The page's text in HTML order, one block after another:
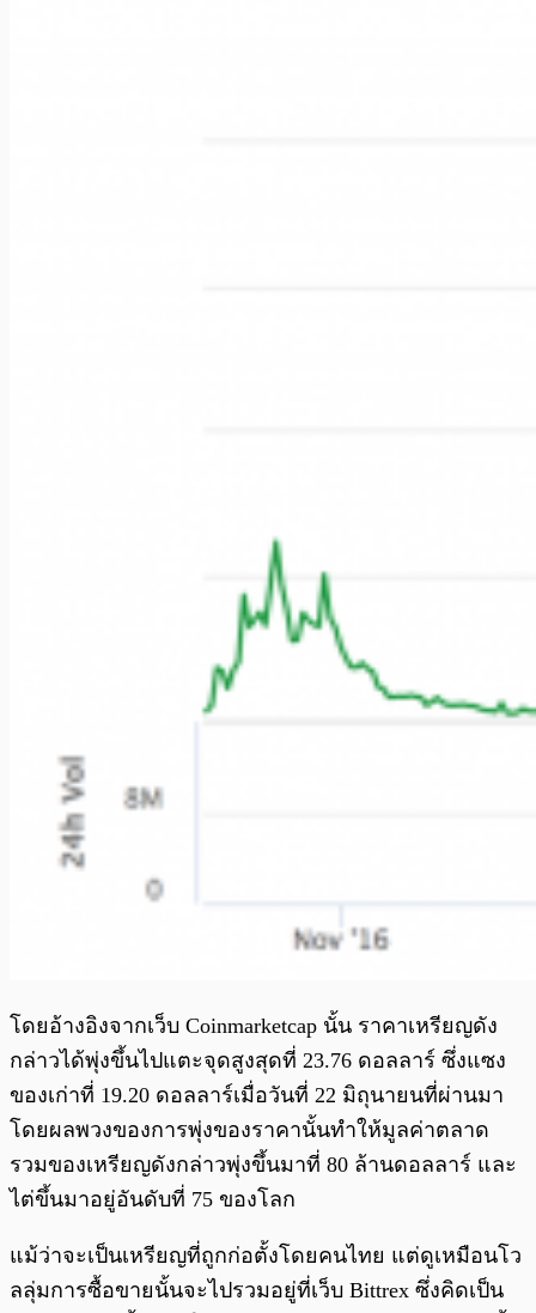
โดยอ้างอิงจากเว็บ Coinmarketcap นั้น ราคาเหรียญดัง
กล่าวได้พุ่งขึ้นไปแตะจุดสูงสุดที่ 23.76 ดอลลาร์ ซึ่งแซง
ของเก่าที่ 19.20 ดอลลาร์เมื่อวันที่ 22 มิถุนายนที่ผ่านมา
โดยผลพวงของการพุ่งของราคานั้นทำให้มูลค่าตลาด
รวมของเหรียญดังกล่าวพุ่งขึ้นมาที่ 80 ล้านดอลลาร์ และ
ไต่ขึ้นมาอยู่อันดับที่ 75 ของโลก
แม้ว่าจะเป็นเหรียญที่ถูกก่อตั้งโดยคนไทย แต่ดูเหมือนโว
ลลุ่มการซื้อขายนั้นจะไปรวมอยู่ที่เว็บ Bittrex ซึ่งคิดเป็น